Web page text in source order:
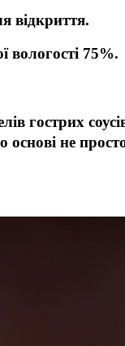
відкриття.
вологості 75%.
гострих
основі не